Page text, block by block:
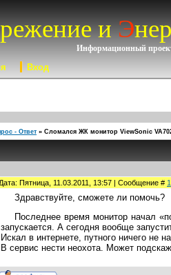
и Э
Информационный
Вход
- Ответ » Сломался ЖК монитор ViewSonic
Дата: Пятница, 11.03.2011, 13:57 | Сообщение # 1
Здравствуйте, сможете ли помочь?
Последнее время монитор начал
запускается. А сегодня вообще
Искал в интернете, путного ничего не
В сервис нести неохота. Может